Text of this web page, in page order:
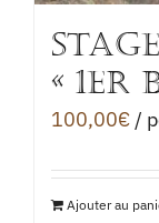
« 1er
100,00€ /
Ajouter au